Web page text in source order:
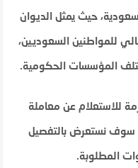
حيث يمثل الديوان
للمواطنين السعوديين،
المؤسسات الحكومية.
للاستعلام عن معاملة
سوف نستعرض بالتفصيل
المطلوبة.